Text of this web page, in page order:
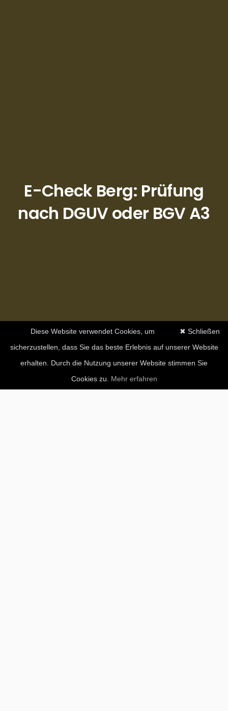
E-Check Berg: Prüfung
nach DGUV oder BGV A3
✖ Schließen
Diese Website verwendet Cookies, um
sicherzustellen, dass Sie das beste Erlebnis auf unserer Website
erhalten. Durch die Nutzung unserer Website stimmen Sie
Cookies zu. Mehr erfahren